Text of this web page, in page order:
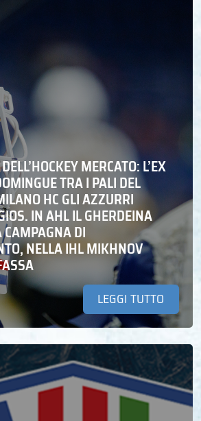
MERCATO: L’EX
TRA I PALI DEL
HC GLI AZZURRI
IN AHL IL GHERDEINA
CAMPAGNA DI
NELLA IHL MIKHNOV
LEGGI TUTTO